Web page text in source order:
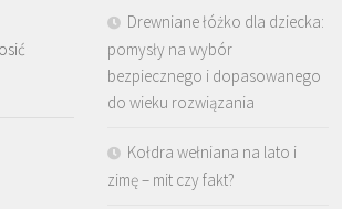
Drewniane łóżko dla dziecka:
pomysły na wybór
bezpiecznego i dopasowanego
do wieku rozwiązania
Kołdra wełniana na lato i
zimę – mit czy fakt?